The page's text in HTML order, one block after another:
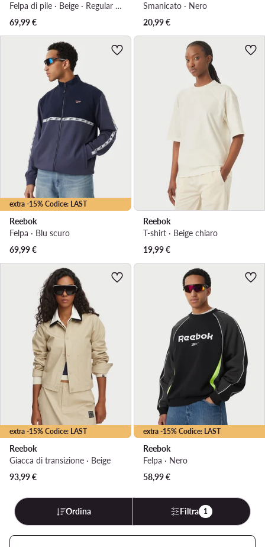
Felpa di pile · Beige · Regular Fit
69,99€
Smanicato · Nero
20,99€
extra -15% Codice: LAST
Reebok
Felpa · Blu scuro
69,99€
Reebok
T-shirt · Beige chiaro
19,99€
extra -15% Codice: LAST
Reebok
Giacca di transizione · Beige
93,99€
extra -15% Codice: LAST
Reebok
Felpa · Nero
58,99€
Ordina Filtra 1